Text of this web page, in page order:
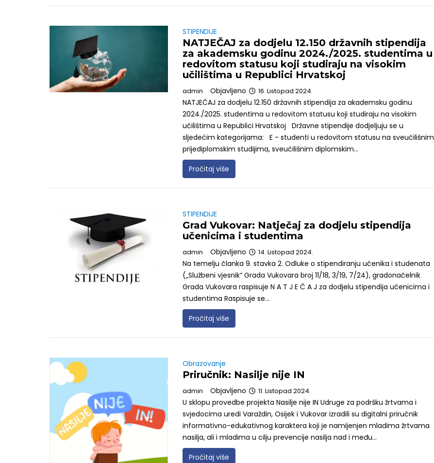
STIPENDIJE
NATJEČAJ za dodjelu 12.150 državnih stipendija
za akademsku godinu 2024./2025. studentima u
redovitom statusu koji studiraju na visokim
učilištima u Republici Hrvatskoj
admin Objavljeno 16. Listopad 2024.
NATJEČAJ za dodjelu 12.150 državnih stipendija za akademsku godinu
2024./2025. studentima u redovitom statusu koji studiraju na visokim
učilištima u Republici Hrvatskoj Državne stipendije dodjeljuju se u
sljedećim kategorijama: E - studenti u redovitom statusu na sveučilišnim
prijediplomskim studijima, sveučilišnim diplomskim...
Pročitaj više
STIPENDIJE
Grad Vukovar: Natječaj za dodjelu stipendija
učenicima i studentima
admin Objavljeno 14. Listopad 2024.
Na temelju članka 9. stavka 2. Odluke o stipendiranju učenika i studenata
(„Službeni vjesnik“ Grada Vukovara broj 11/18, 3/19, 7/24), gradonačelnik
Grada Vukovara raspisuje N A T J E Č A J za dodjelu stipendija učenicima i
studentima Raspisuje se...
Pročitaj više
Obrazovanje
Priručnik: Nasilje nije IN
admin Objavljeno 11. Listopad 2024.
U sklopu provedbe projekta Nasilje nije IN Udruge za podršku žrtvama i
svjedocima uredi Varaždin, Osijek i Vukovar izradili su digitalni priručnik
informativno-edukativnog karaktera koji je namijenjen mladima žrtvama
nasilja, ali i mladima u cilju prevencije nasilja nad i među...
Pročitaj više